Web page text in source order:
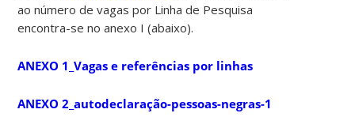
ao número de vagas por Linha de Pesquisa
encontra-se no anexo I (abaixo).
ANEXO 1_Vagas e referências por linhas
ANEXO 2_autodeclaração-pessoas-negras-1